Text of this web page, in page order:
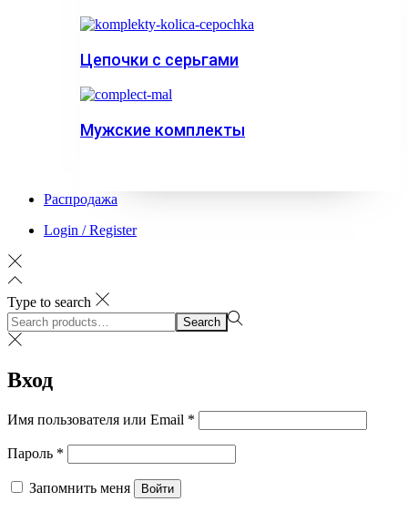
Цепочки с серьгами
Мужские комплекты
Распродажа
Login / Register
Type to search
Search
for:>
Search
Вход
Имя пользователя или Email *
Пароль *
Запомнить меня Войти